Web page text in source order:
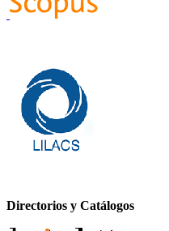
Directorios y Catálogos